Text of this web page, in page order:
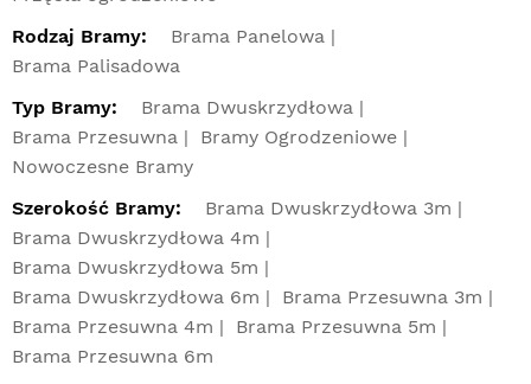
Rodzaj Bramy:
Brama Panelowa
Brama Palisadowa
Typ Bramy:
Brama Dwuskrzydłowa
Brama Przesuwna
Bramy Ogrodzeniowe
Nowoczesne Bramy
Szerokość Bramy:
Brama Dwuskrzydłowa 3m
Brama Dwuskrzydłowa 4m
Brama Dwuskrzydłowa 5m
Brama Dwuskrzydłowa 6m
Brama Przesuwna 3m
Brama Przesuwna 4m
Brama Przesuwna 5m
Brama Przesuwna 6m